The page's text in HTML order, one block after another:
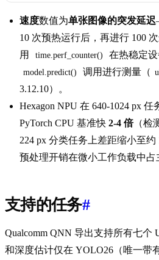
速度数值为单张图像的突发延迟
10 次预热运行后，再进行 100
用
time.perf_counter() 在热稳定
model.predict() 调用进行测量（
3.12.10）。
Hexagon NPU 在 640-1024 px
PyTorch CPU 基准快 2-4 倍（检
224 px 分类任务上差距缩小至
预处理开销在微小工作负载中占
支持的任务#
Qualcomm QNN 导出支持所有七个
和深度估计仅在 YOLO26（唯一带